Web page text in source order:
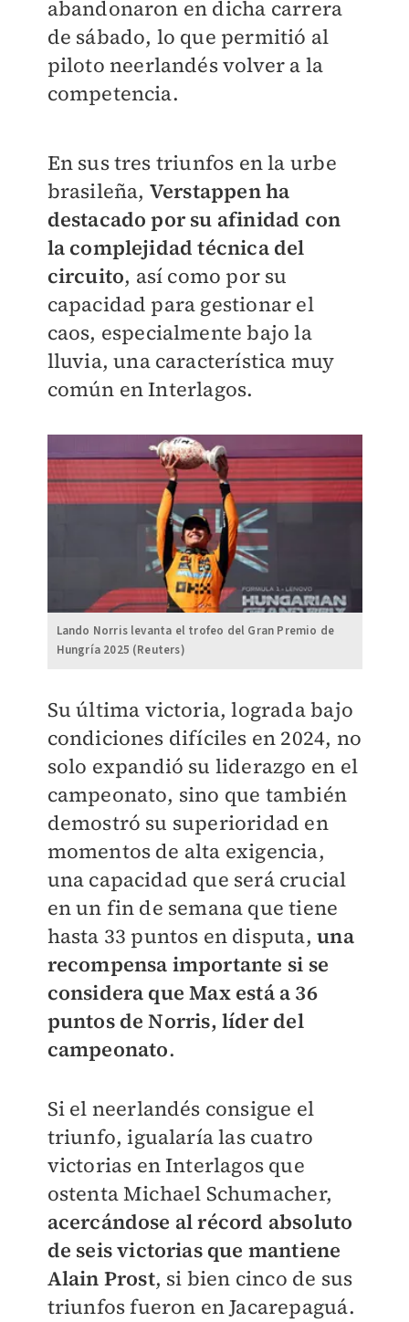
abandonaron en dicha carrera
de sábado, lo que permitió al
piloto neerlandés volver a la
competencia.
En sus tres triunfos en la urbe
brasileña, Verstappen ha
destacado por su afinidad con
la complejidad técnica del
circuito, así como por su
capacidad para gestionar el
caos, especialmente bajo la
lluvia, una característica muy
común en Interlagos.
Lando Norris levanta el trofeo del Gran Premio de
Hungría 2025 (Reuters)
Su última victoria, lograda bajo
condiciones difíciles en 2024, no
solo expandió su liderazgo en el
campeonato, sino que también
demostró su superioridad en
momentos de alta exigencia,
una capacidad que será crucial
en un fin de semana que tiene
hasta 33 puntos en disputa,una
recompensa importante si se
considera que Max está a 36
puntos de Norris, líder del
campeonato.
Si el neerlandés consigue el
triunfo, igualaría las cuatro
victorias en Interlagos que
ostenta Michael Schumacher,
acercándose al récord absoluto
de seis victorias que mantiene
Alain Prost, si bien cinco de sus
triunfos fueron en Jacarepaguá.